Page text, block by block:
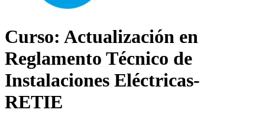
Curso: Actualización en
Reglamento Técnico de
Instalaciones Eléctricas-
RETIE